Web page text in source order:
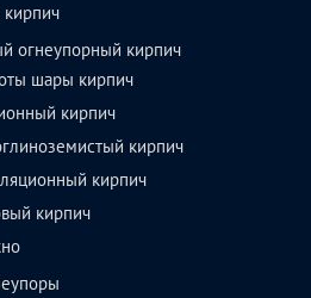
огнеупорный кирпич
шары кирпич
кирпич
кирпич
кирпич
кирпич